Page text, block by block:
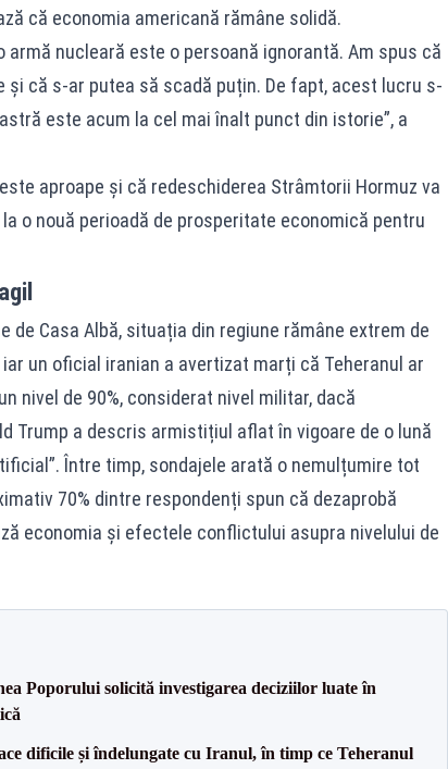
că economia americană rămâne solidă.
armă nucleară este o persoană ignorantă. Am spus că
și că s-ar putea să scadă puțin. De fapt, acest lucru s-
este acum la cel mai înalt punct din istorie”, a
aproape și că redeschiderea Strâmtorii Hormuz va
o nouă perioadă de prosperitate economică pentru
Casa Albă, situația din regiune rămâne extrem de
un oficial iranian a avertizat marți că Teheranul ar
nivel de 90%, considerat nivel militar, dacă
Trump a descris armistițiul aflat în vigoare de o lună
Între timp, sondajele arată o nemulțumire tot
70% dintre respondenți spun că dezaprobă
economia și efectele conflictului asupra nivelului de
Poporului solicită investigarea deciziilor luate în
dificile și îndelungate cu Iranul, în timp ce Teheranul